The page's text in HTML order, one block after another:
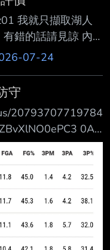
Washington確實
額保障讓湖人卻
人想保留明年賽季
對象非常有限，
我就只擷取湖人
錯的話請見諒 內
夏季最繁忙的球
Walker Kessler、
Grimes、
、Jaden Hardy、
。 離隊：
07-24
守
20793707719784
0A
雙腿多次受傷影響
作（fake actions）
變 得更專注於追求
）減少 - 保持對